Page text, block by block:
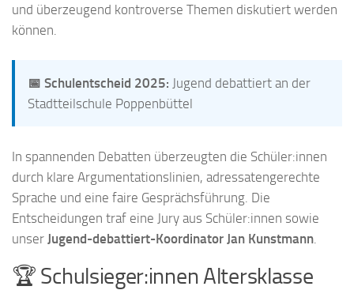
und überzeugend kontroverse Themen diskutiert werden
können.
📅 Schulentscheid 2025: Jugend debattiert an der
Stadtteilschule Poppenbüttel
In spannenden Debatten überzeugten die Schüler:innen
durch klare Argumentationslinien, adressatengerechte
Sprache und eine faire Gesprächsführung. Die
Entscheidungen traf eine Jury aus Schüler:innen sowie
unser Jugend-debattiert-Koordinator Jan Kunstmann
🏆 Schulsieger:innen Altersklasse